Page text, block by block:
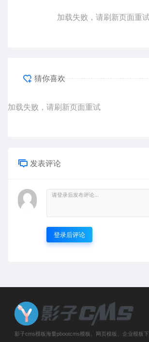
加载失败，请刷新页面重试
猜你喜欢
加载失败，请刷新页面重试
发表评论
登录后评论
影子cms模板海量pbootcms模板、网页模板、企业模板下